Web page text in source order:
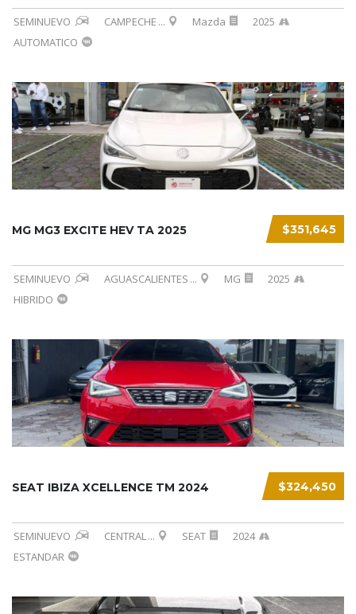
SEMINUEVO CAMPECHE ... Mazda
2025
AUTOMATICO
$351,645
MG MG3 EXCITE HEV TA 2025
SEMINUEVO AGUASCALIENTES ... MG
2025
HIBRIDO
$324,450
SEAT IBIZA XCELLENCE TM 2024
SEMINUEVO CENTRAL... SEAT
2024
ESTANDAR